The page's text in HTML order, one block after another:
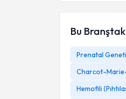
Bu
Prenatal
Charcot-Marie-
Hemofili